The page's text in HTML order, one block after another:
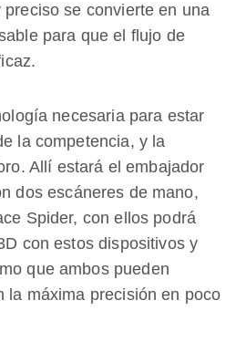
se convierte en una
para que el flujo de
necesaria para estar
la competencia, y la
Allí estará el embajador
dos escáneres de mano,
Spider, con ellos podrá
con estos dispositivos y
que ambos pueden
la máxima precisión en poco